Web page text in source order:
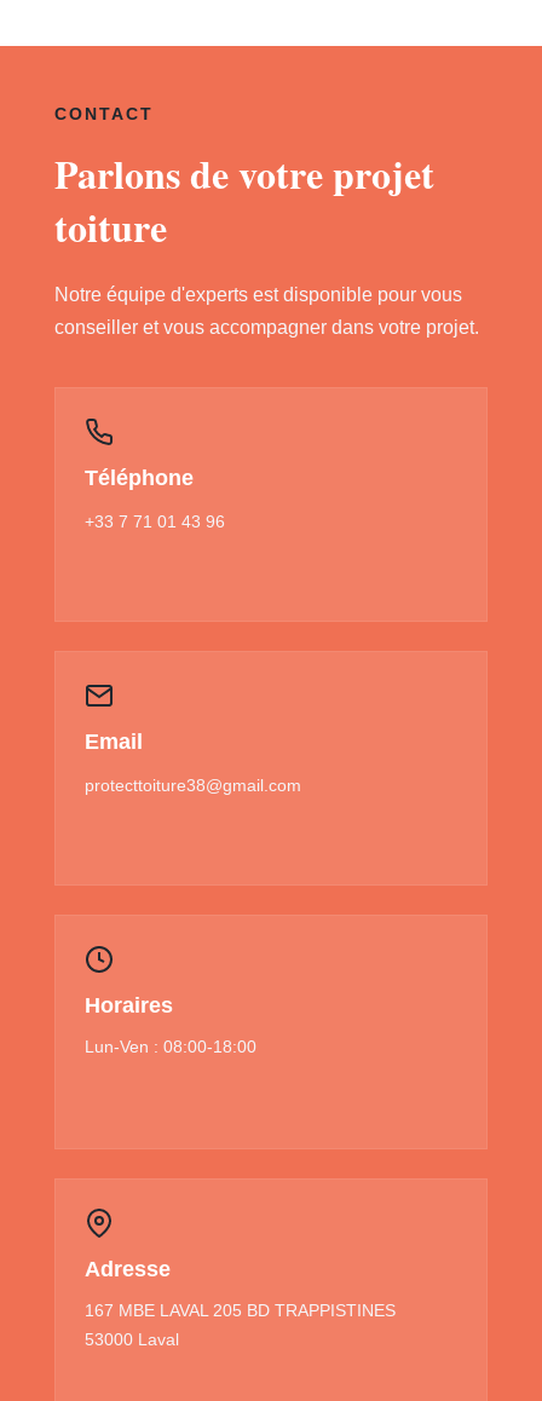
CONTACT
Parlons de votre projet
toiture
Notre équipe d'experts est disponible pour vous
conseiller et vous accompagner dans votre projet.
Téléphone
+33 7 71 01 43 96
Email
protecttoiture38@gmail.com
Horaires
Lun-Ven : 08:00-18:00
Adresse
167 MBE LAVAL 205 BD TRAPPISTINES
53000 Laval